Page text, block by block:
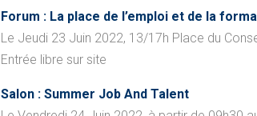
Forum : La place de l’emploi et de la
Le Jeudi 23 Juin 2022, 13/17h Place du
Entrée libre sur site
Salon : Summer Job And Talent